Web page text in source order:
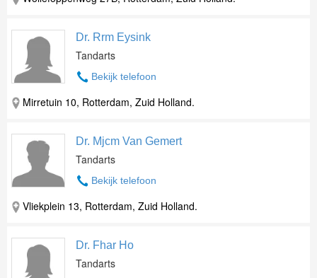
Dr. Rrm Eysink
Tandarts
Bekijk telefoon
Mirretuin 10, Rotterdam, Zuid Holland.
Dr. Mjcm Van Gemert
Tandarts
Bekijk telefoon
Vliekplein 13, Rotterdam, Zuid Holland.
Dr. Fhar Ho
Tandarts